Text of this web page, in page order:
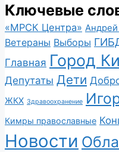
Ключевые
«МРСК Центра»
Ветераны Выборы
Главная Город
Депутаты Дети
ЖКХ Здравоохранение
Кимры православные
Новости